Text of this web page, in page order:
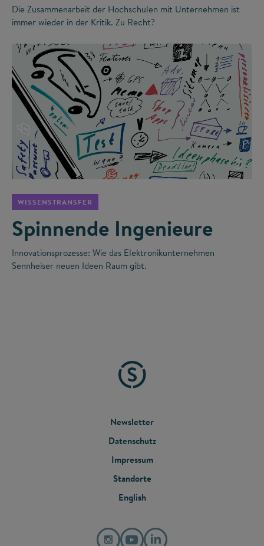
Die Zusammenarbeit der Hochschulen mit Unternehmen ist
immer wieder in der Kritik. Zu Recht?
©
WISSENSTRANSFER
Spinnende Ingenieure
Innovationsprozesse: Wie das Elektronikunternehmen
Sennheiser neuen Ideen Raum gibt.
FOOTER
MENU
Newsletter
Datenschutz
Impressum
Standorte
English